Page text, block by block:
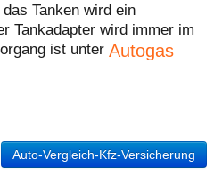
Tanken wird ein
Tankadapter wird immer im
ist unter Autogas
Auto-Vergleich-Kfz-Versicherung